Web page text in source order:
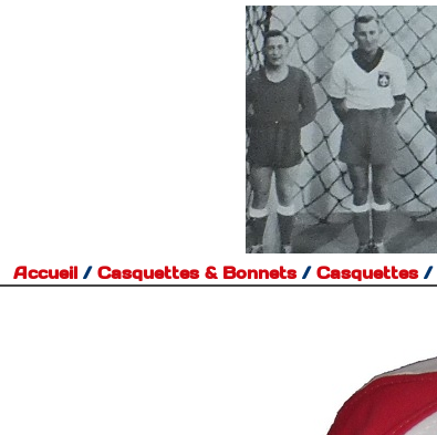
Accueil / Casquettes & Bonnets/ Casquettes/